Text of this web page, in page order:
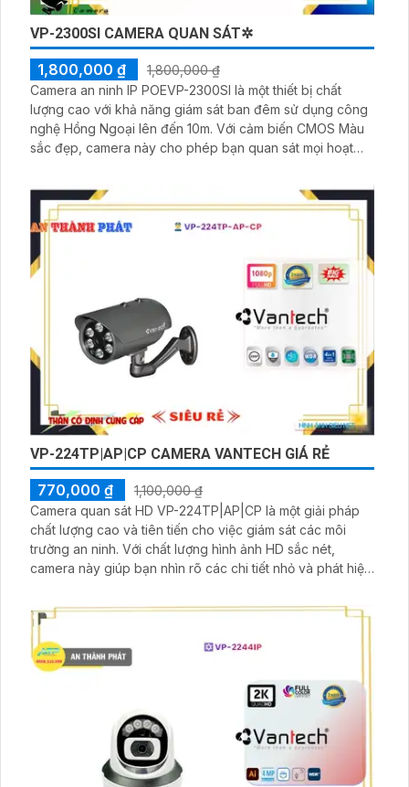
VP-2300SI CAMERA QUAN SÁT✲
1,800,000 ₫
1,800,000 ₫
Camera an ninh IP POEVP-2300SI là một thiết bị chất
lượng cao với khả năng giám sát ban đêm sử dụng công
nghệ Hồng Ngoại lên đến 10m. Với cảm biến CMOS Màu
sắc đẹp, camera này cho phép bạn quan sát mọi hoạt
và sắc nét. Được xử lý với công nghệ IP POE mới nhất,
camera này cung cấp hình ảnh sáng đẹp đến 2.0 MP mà
vẫn tiết kiệm băng thông
VP-224TP|AP|CP CAMERA VANTECH GIÁ RẺ
770,000 ₫
1,100,000 ₫
Camera quan sát HD VP-224TP|AP|CP là một giải pháp
chất lượng cao và tiên tiến cho việc giám sát các môi
trường an ninh. Với chất lượng hình ảnh HD sắc nét,
camera này giúp bạn nhìn rõ các chi tiết nhỏ và phát hiện
lắp đặt và điều chỉnh, đảm bảo quan sát toàn diện.
Camera có khả năng xoay ngang và xoay dọc để giám
sát các góc nhìn khác nhau